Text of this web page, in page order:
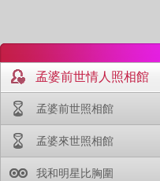
孟婆前世情人照相館
孟婆前世照相館
孟婆來世照相館
我和明星比胸圍